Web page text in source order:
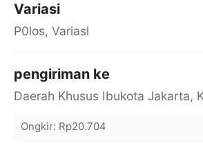
Variasi
P0los, Variasl
pengiriman ke
Ongkir: Rp20.704